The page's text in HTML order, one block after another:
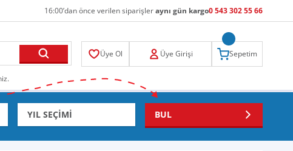
16:00’dan önce verilen siparişleraynı gün kargo0 543 302 55 66
Üye Ol Üye Girişi Sepetim
BUL